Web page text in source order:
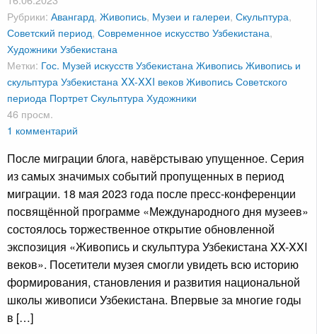
Рубрики: Авангард, Живопись, Музеи и галереи, Скульптура,
Советский период, Современное искусство Узбекистана,
Художники Узбекистана
Метки: Гос. Музей искусств Узбекистана ЖивописьЖивопись и
скульптура Узбекистана XX-XXI вековЖивопись Советского
периода ПортретСкульптура Художники
46 просм.
1 комментарий
После миграции блога, навёрстываю упущенное. Серия
из самых значимых событий пропущенных в период
миграции. 18 мая 2023 года после пресс-конференции
посвящённой программе «Международного дня музеев»
состоялось торжественное открытие обновленной
экспозиция «Живопись и скульптура Узбекистана XX-XXI
веков». Посетители музея смогли увидеть всю историю
формирования, становления и развития национальной
школы живописи Узбекистана. Впервые за многие годы
в […]